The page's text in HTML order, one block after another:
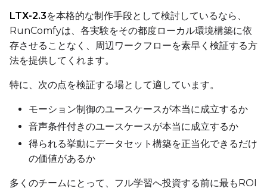
LoRA Scale
Prompt
Width
LTX-2.3を本格的な制作手段として検討しているなら、
RunComfyは、各実験をその都度ローカル環境構築に依
存させることなく、周辺ワークフローを素早く検証する方
法を提供してくれます。
特に、次の点を検証する場として適しています。
モーション制御のユースケースが本当に成立するか
音声条件付きのユースケースが本当に成立するか
得られる挙動にデータセット構築を正当化できるだけ
の価値があるか
多くのチームにとって、フル学習へ投資する前に最もROI